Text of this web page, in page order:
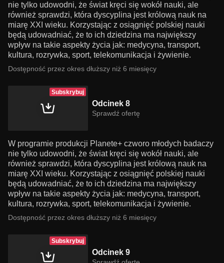
nie tylko udowodni, że świat kręci się wokół nauki, ale
również sprawdzi, która dyscyplina jest królową nauk na
miarę XXI wieku. Korzystając z osiągnięć polskiej nauki
będą udowadniać, że to ich dziedzina ma największy
wpływ na takie aspekty życia jak: medycyna, transport,
kultura, rozrywka, sport, telekomunikacja i żywienie.
Dostępność przez okres dłuższy niż 6 miesięcy
Subskrybuj
Odcinek 8
Sprawdź ofertę
W programie produkcji Planete+ czworo młodych badaczy
nie tylko udowodni, że świat kręci się wokół nauki, ale
również sprawdzi, która dyscyplina jest królową nauk na
miarę XXI wieku. Korzystając z osiągnięć polskiej nauki
będą udowadniać, że to ich dziedzina ma największy
wpływ na takie aspekty życia jak: medycyna, transport,
kultura, rozrywka, sport, telekomunikacja i żywienie.
Dostępność przez okres dłuższy niż 6 miesięcy
Subskrybuj
Odcinek 9